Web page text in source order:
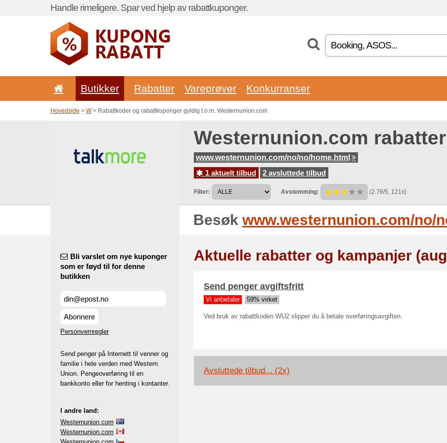
Handle rimeligere. Spar ved hjelp av rabattkuponger.
Butikker Rabatter Vareprøver Konkurranser
Hovedside > W> Rabattkoder og rabattkuponger gyldig t.o.m. Westernunion.com
Westernunion.com rabatter
www.westernunion.com/no/no/home.html
1 aktuelt tilbud
2 avsluttede tilbud
Filter: Avstemming: (2.76/5, 121x)
Besøk www.westernunion.com/no/
Bli varslet om nye kuponger
som er føyd til for denne
butikken
Abonnere
Personvernregler
Send penger på Internett til venner og
familie i hele verden med Western
Union. Pengeoverføring til en
bankkonto eller for henting i kontanter.
I andre land:
Westernunion.com
Westernunion.com
Aktuelle rabatter og kampanjer
Send penger avgiftsfritt
Vi anbefaler 59% virket
Ved bruk av rabattkoden WU2 slipper du å betale overføringsavgiften.
Avsluttede tilbud... (2x)